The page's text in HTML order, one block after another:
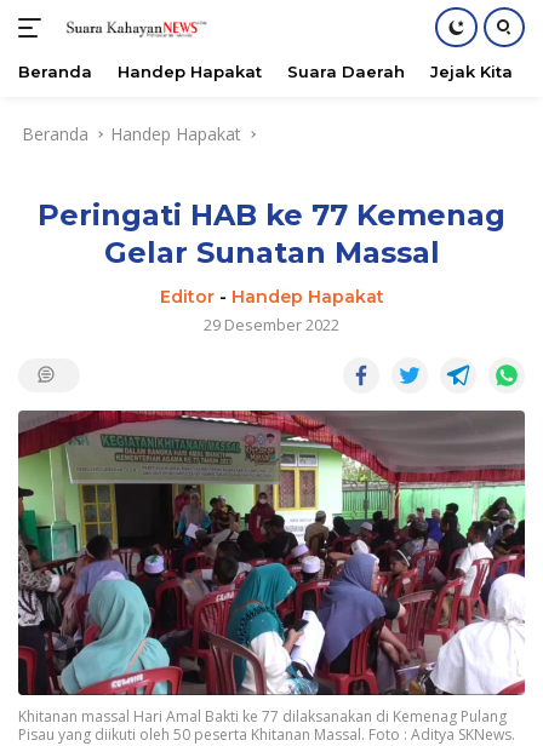
Beranda Handep Hapakat Suara Daerah Jejak Kita
Beranda Handep Hapakat
Peringati HAB ke 77 Kemenag
Gelar Sunatan Massal
Editor- Handep Hapakat
29 Desember 2022
Khitanan massal Hari Amal Bakti ke 77 dilaksanakan di Kemenag Pulang
Pisau yang diikuti oleh 50 peserta Khitanan Massal. Foto : Aditya SKNews.